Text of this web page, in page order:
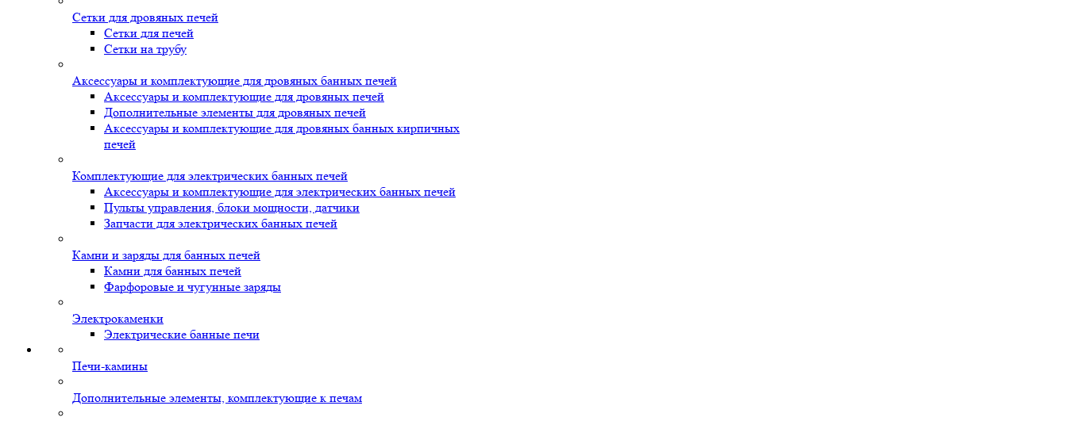
Сетки для дровяных печей
Сетки для печей
Сетки на трубу
Аксессуары и комплектующие для дровяных банных печей
Аксессуары и комплектующие для дровяных печей
Дополнительные элементы для дровяных печей
Аксессуары и комплектующие для дровяных банных кирпичных
печей
Комплектующие для электрических банных печей
Аксессуары и комплектующие для электрических банных печей
Пульты управления, блоки мощности, датчики
Запчасти для электрических банных печей
Камни и заряды для банных печей
Камни для банных печей
Фарфоровые и чугунные заряды
Электрокаменки
Электрические банные печи
Печи-камины
Дополнительные элементы, комплектующие к печам